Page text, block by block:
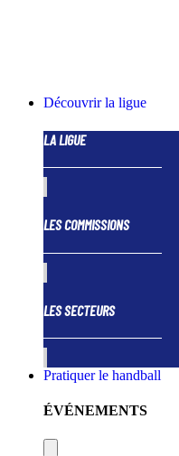
Découvrir la ligue
LA LIGUE
LES COMMISSIONS
LES SECTEURS
Pratiquer le handball
ÉVÉNEMENTS